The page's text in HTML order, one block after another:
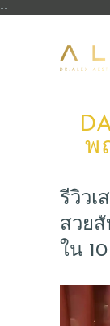
--
พ
รีวิวเ
สวย
ใน